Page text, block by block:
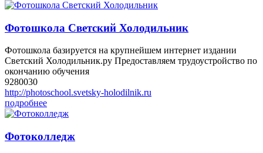
Фотошкола Светский Холодильник
Фотошкола базируется на крупнейшем интернет издании
Светский Холодильник.ру Предоставляем трудоустройство по
окончанию обучения
9280030
http://photoschool.svetsky-holodilnik.ru
подробнее
Фотоколледж